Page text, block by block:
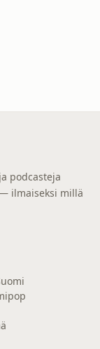
podcasteja
ilmaiseksi millä